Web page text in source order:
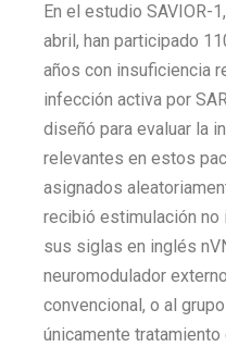
En el estudio SAVIOR-
abril, han participado
años con insuficiencia
infección activa por
diseñó para evaluar la
relevantes en estos
asignados
recibió estimulación no
sus siglas en inglés
neuromodulador
convencional, o al
únicamente tratamiento